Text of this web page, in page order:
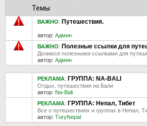
Темы
ВАЖНО: Путешествия.
автор: Админ
ВАЖНО: Полезные ссылки для
Делимся полезными ссылками для
автор: Админ
РЕКЛАМА: ГРУППА: NA-BALI
Отдых, путешествия на Бали
автор: Na-Bali
РЕКЛАМА: ГРУППА: Непал, Тибет
Все о путешествиях и группах в Непал,
автор: TuryNepal